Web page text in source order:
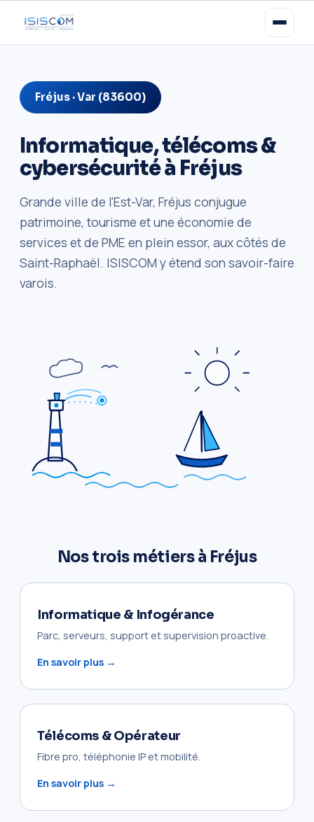
Fréjus · Var (83600)
Informatique, télécoms &
cybersécurité à Fréjus
Grande ville de l'Est-Var, Fréjus conjugue
patrimoine, tourisme et une économie de
services et de PME en plein essor, aux côtés de
Saint-Raphaël. ISISCOM y étend son savoir-faire
varois.
Nos trois métiers à Fréjus
Informatique & Infogérance
Parc, serveurs, support et supervision proactive.
En savoir plus →
Télécoms & Opérateur
Fibre pro, téléphonie IP et mobilité.
En savoir plus →